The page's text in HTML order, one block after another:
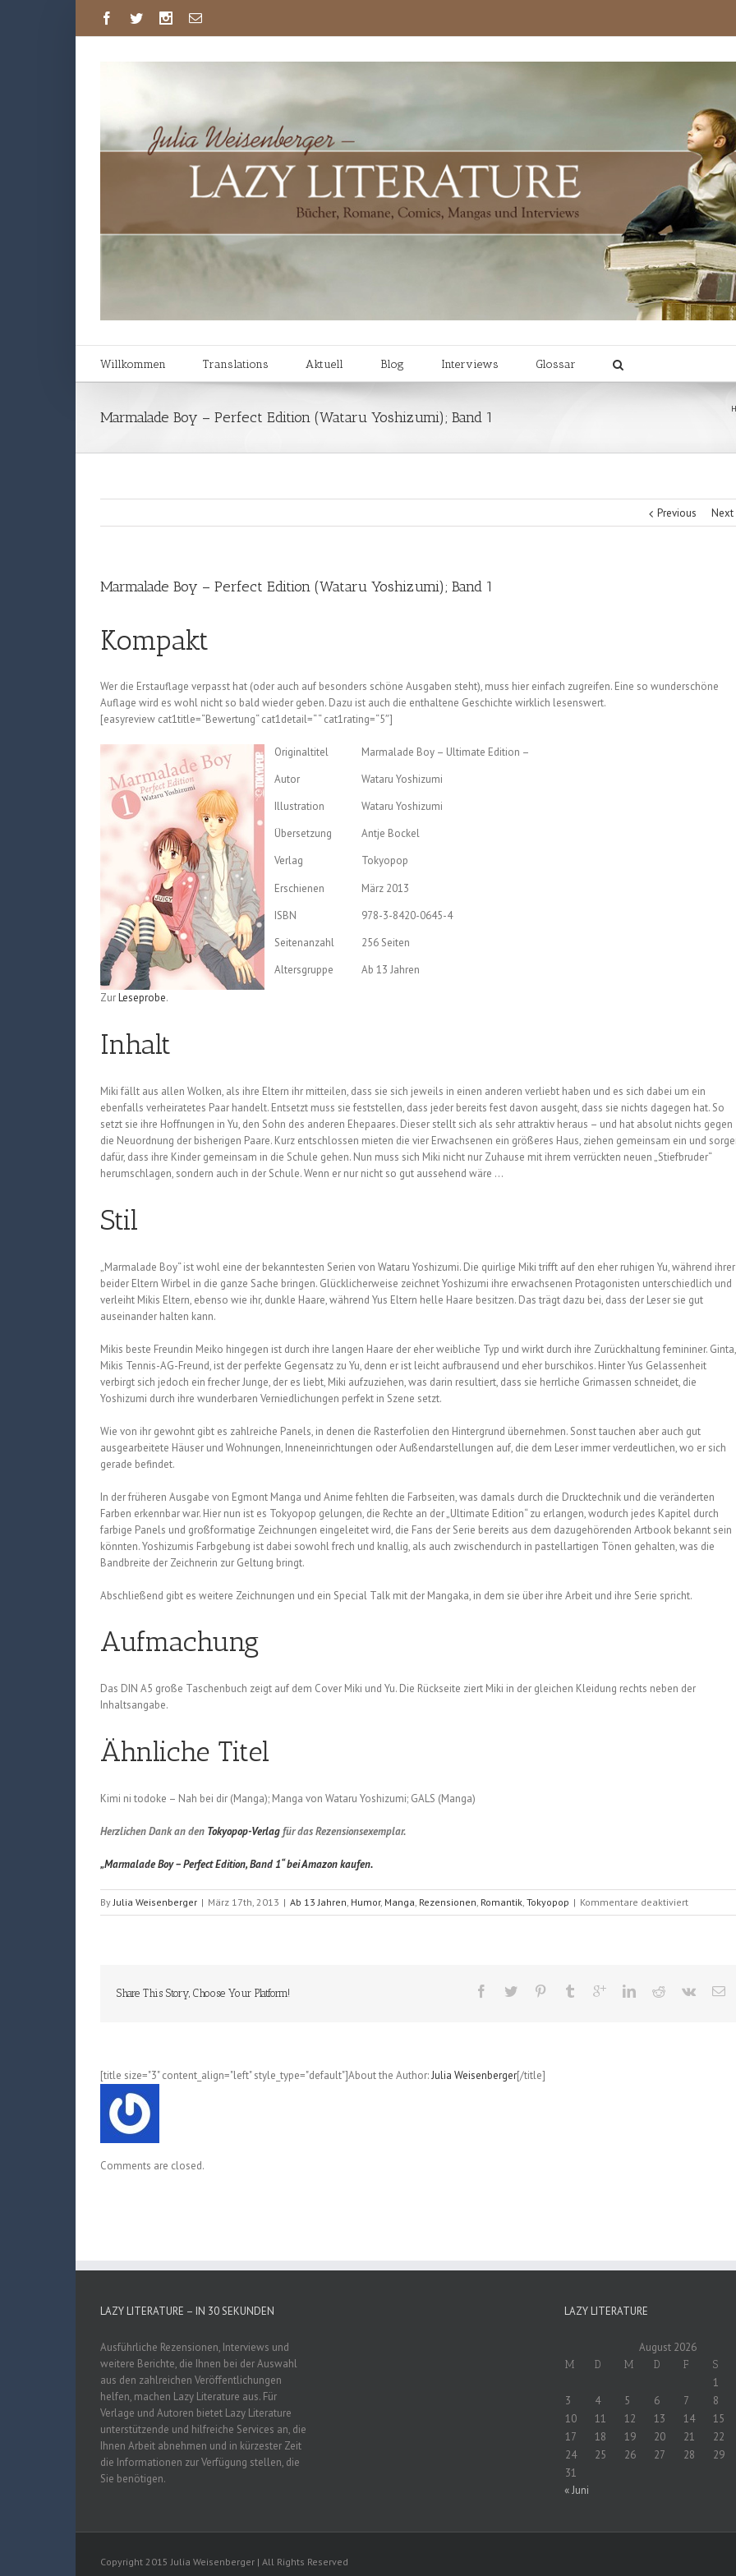
Willkommen Translations Aktuell Blog Interviews Glossar
Marmalade Boy – Perfect Edition (Wataru Yoshizumi); Band 1
Previous Next
Marmalade Boy – Perfect Edition (Wataru Yoshizumi); Band 1
Kompakt
Wer die Erstauflage verpasst hat (oder auch auf besonders schöne Ausgaben steht), muss hier einfach zugreifen. Eine so wunderschöne
Auflage wird es wohl nicht so bald wieder geben. Dazu ist auch die enthaltene Geschichte wirklich lesenswert.
[easyreview cat1title=“Bewertung“ cat1detail=“ “ cat1rating=“5″]
Originaltitel
Marmalade Boy – Ultimate Edition –
Autor
Wataru Yoshizumi
Illustration
Wataru Yoshizumi
Übersetzung
Antje Bockel
Verlag
Tokyopop
Erschienen
März 2013
ISBN
978-3-8420-0645-4
Seitenanzahl
256 Seiten
Altersgruppe
Ab 13 Jahren
ZurLeseprobe.
Inhalt
Miki fällt aus allen Wolken, als ihre Eltern ihr mitteilen, dass sie sich jeweils in einen anderen verliebt haben und es sich dabei um ein
ebenfalls verheiratetes Paar handelt. Entsetzt muss sie feststellen, dass jeder bereits fest davon ausgeht, dass sie nichts dagegen hat. So
setzt sie ihre Hoffnungen in Yu, den Sohn des anderen Ehepaares. Dieser stellt sich als sehr attraktiv heraus – und hat absolut nichts gegen
die Neuordnung der bisherigen Paare. Kurz entschlossen mieten die vier Erwachsenen ein größeres Haus, ziehen gemeinsam ein und
dafür, dass ihre Kinder gemeinsam in die Schule gehen. Nun muss sich Miki nicht nur Zuhause mit ihrem verrückten neuen „Stiefbruder“
herumschlagen, sondern auch in der Schule. Wenn er nur nicht so gut aussehend wäre …
Stil
„Marmalade Boy“ ist wohl eine der bekanntesten Serien von Wataru Yoshizumi. Die quirlige Miki trifft auf den eher ruhigen Yu, während ihrer
beider Eltern Wirbel in die ganze Sache bringen. Glücklicherweise zeichnet Yoshizumi ihre erwachsenen Protagonisten unterschiedlich und
verleiht Mikis Eltern, ebenso wie ihr, dunkle Haare, während Yus Eltern helle Haare besitzen. Das trägt dazu bei, dass der Leser sie gut
auseinander halten kann.
Mikis beste Freundin Meiko hingegen ist durch ihre langen Haare der eher weibliche Typ und wirkt durch ihre Zurückhaltung femininer. Ginta,
Mikis Tennis-AG-Freund, ist der perfekte Gegensatz zu Yu, denn er ist leicht aufbrausend und eher burschikos. Hinter Yus Gelassenheit
verbirgt sich jedoch ein frecher Junge, der es liebt, Miki aufzuziehen, was darin resultiert, dass sie herrliche Grimassen schneidet, die
Yoshizumi durch ihre wunderbaren Verniedlichungen perfekt in Szene setzt.
Wie von ihr gewohnt gibt es zahlreiche Panels, in denen die Rasterfolien den Hintergrund übernehmen. Sonst tauchen aber auch gut
ausgearbeitete Häuser und Wohnungen, Inneneinrichtungen oder Außendarstellungen auf, die dem Leser immer verdeutlichen, wo er sich
gerade befindet.
In der früheren Ausgabe von Egmont Manga und Anime fehlten die Farbseiten, was damals durch die Drucktechnik und die veränderten
Farben erkennbar war. Hier nun ist es Tokyopop gelungen, die Rechte an der „Ultimate Edition“ zu erlangen, wodurch jedes Kapitel durch
farbige Panels und großformatige Zeichnungen eingeleitet wird, die Fans der Serie bereits aus dem dazugehörenden Artbook bekannt sein
könnten. Yoshizumis Farbgebung ist dabei sowohl frech und knallig, als auch zwischendurch in pastellartigen Tönen gehalten, was die
Bandbreite der Zeichnerin zur Geltung bringt.
Abschließend gibt es weitere Zeichnungen und ein Special Talk mit der Mangaka, in dem sie über ihre Arbeit und ihre Serie spricht.
Aufmachung
Das DIN A5 große Taschenbuch zeigt auf dem Cover Miki und Yu. Die Rückseite ziert Miki in der gleichen Kleidung rechts neben der
Inhaltsangabe.
Ähnliche Titel
Kimi ni todoke – Nah bei dir (Manga); Manga von Wataru Yoshizumi; GALS (Manga)
Herzlichen Dank an den Tokyopop-Verlagfür das Rezensionsexemplar.
„Marmalade Boy – Perfect Edition, Band 1“ bei Amazon kaufen.
By Julia Weisenberger | März 17th, 2013 | Ab 13 Jahren Humor, Manga Rezensionen Romantik Tokyopop | Kommentare deaktiviertfür
(Wataru
Share This Story, Choose Your Platform!
[title size="3" content_align="left" style_type="default"]About the Author:Julia Weisenberger[/title]
Comments are closed.
LAZY LITERATURE – IN 30 SEKUNDEN
Ausführliche Rezensionen, Interviews und
weitere Berichte, die Ihnen bei der Auswahl
aus den zahlreichen Veröffentlichungen
helfen, machen Lazy Literature aus. Für
Verlage und Autoren bietet Lazy Literature
unterstützende und hilfreiche Services an, die
Ihnen Arbeit abnehmen und in kürzester Zeit
die Informationen zur Verfügung stellen, die
Sie benötigen.
LAZY LITERATURE
August 2026
M D M D F S
1
3
4 5 6 7
8
10
11 12 13 14
15
17
18 19 20 21
22
24
25 26 27 28
29
31
« Juni
Copyright 2015 Julia Weisenberger | All Rights Reserved